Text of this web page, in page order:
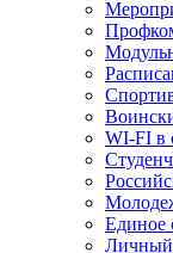
WI-FI в
Единое
Личный